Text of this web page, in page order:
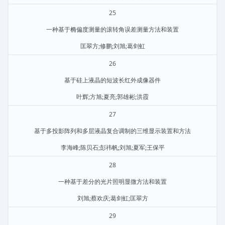
25
一种基于椭偏度测量的滚转角误差测量方法和装置
匡翠方;修鹏;刘旭;葛剑虹
26
基于硅上液晶的短波长红外成像器件
叶辉;方旭;夏亮;郭雄彬;洪霞
27
基于多投影阵列和多层液晶复合调制的三维显示装置和方法
李海峰;陈贝石;彭祎帆;刘旭;夏军;王保平
28
一种基于差分的光片照明显微方法和装置
刘旭;蔡欢庆;葛剑虹;匡翠方
29